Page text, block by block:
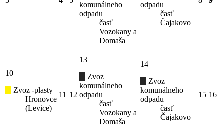
komunálneho
odpadu
časť
Vozokany a
Domaša
odpadu
časť
Čajakovo
10
Zvoz -plasty
Hronovce
(Levice)
11 12
13
Zvoz
komunálneho
odpadu
časť
Vozokany a
Domaša
14
Zvoz
komunálneho
odpadu
časť
Čajakovo
15 16